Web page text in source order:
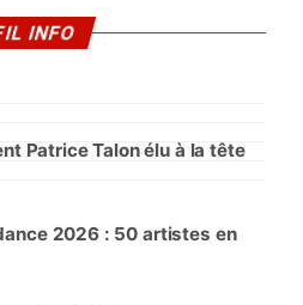
INFO
Patrice Talon élu à la tête
2026 : 50 artistes en